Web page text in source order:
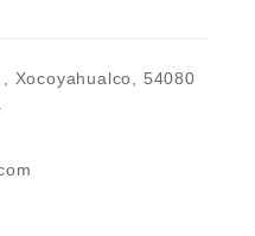
Xocoyahualco, 54080